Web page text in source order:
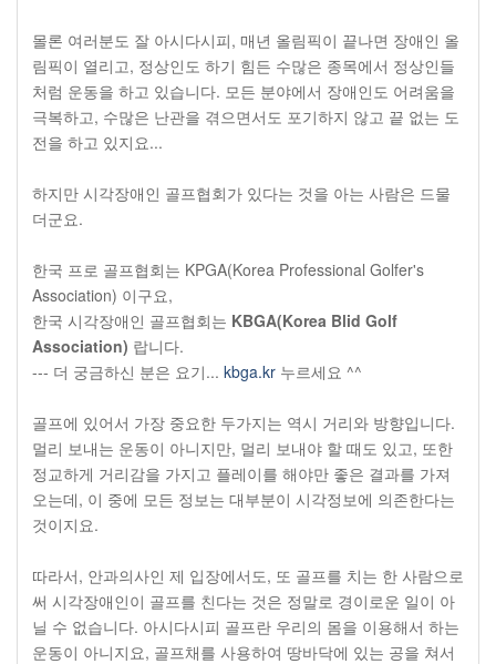
몰론 여러분도 잘 아시다시피, 매년 올림픽이 끝나면 장애인 올
림픽이 열리고, 정상인도 하기 힘든 수많은 종목에서 정상인들
처럼 운동을 하고 있습니다. 모든 분야에서 장애인도 어려움을
극복하고, 수많은 난관을 겪으면서도 포기하지 않고 끝 없는 도
전을 하고 있지요...
하지만 시각장애인 골프협회가 있다는 것을 아는 사람은 드물
더군요.
한국 프로 골프협회는 KPGA(Korea Professional Golfer's
Association) 이구요,
한국 시각장애인 골프협회는 KBGA(Korea Blid Golf
Association) 랍니다.
--- 더 궁금하신 분은 요기... kbga.kr 누르세요 ^^
골프에 있어서 가장 중요한 두가지는 역시 거리와 방향입니다.
멀리 보내는 운동이 아니지만, 멀리 보내야 할 때도 있고, 또한
정교하게 거리감을 가지고 플레이를 해야만 좋은 결과를 가져
오는데, 이 중에 모든 정보는 대부분이 시각정보에 의존한다는
것이지요.
따라서, 안과의사인 제 입장에서도, 또 골프를 치는 한 사람으로
써 시각장애인이 골프를 친다는 것은 정말로 경이로운 일이 아
닐 수 없습니다. 아시다시피 골프란 우리의 몸을 이용해서 하는
운동이 아니지요, 골프채를 사용하여 땅바닥에 있는 공을 쳐서